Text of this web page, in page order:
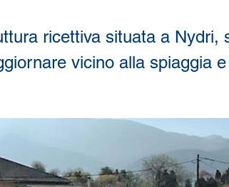
ricettiva situata a Nydri,
vicino alla spiaggia